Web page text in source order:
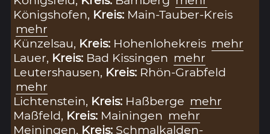
Königshofen, Kreis: Main-Tauber-Kreis
mehr
Künzelsau, Kreis: Hohenlohekreis mehr
Lauer, Kreis: Bad Kissingen mehr
Leutershausen, Kreis: Rhön-Grabfeld
mehr
Lichtenstein, Kreis: Haßberge mehr
Maßfeld, Kreis: Mainingen mehr
Meiningen, Kreis: Schmalkalden-